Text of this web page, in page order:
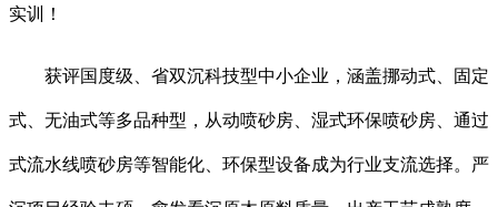
实训！
获评国度级、省双沉科技型中小企业，涵盖挪动式、固定
式、无油式等多品种型，从动喷砂房、湿式环保喷砂房、通过
式流水线喷砂房等智能化、环保型设备成为行业支流选择。严